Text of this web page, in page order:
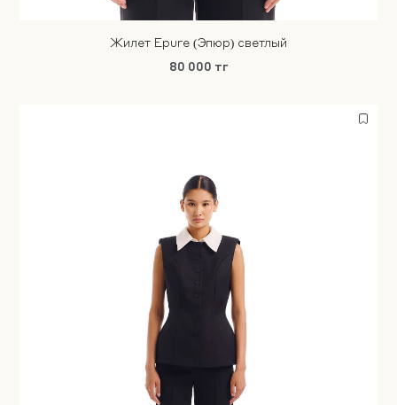
Жилет Epure (Эпюр) светлый
80 000 тг